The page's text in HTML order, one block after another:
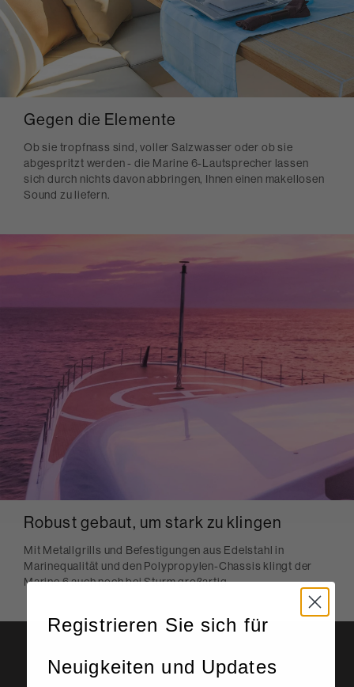
Gegen die Elemente
Ob sie tropfnass sind, voller Salzwasser oder ob sie
abgespritzt werden - die Marine 6-Lautsprecher lassen
sich durch nichts davon abbringen, Ihnen einen makellosen
Sound zu liefern.
Robust gebaut, um stark zu klingen
Mit Metallgrills und Befestigungen aus Edelstahl in
Marinequalität und den Polypropylen-Chassis klingt der
Marine 6 auch noch bei Sturm großartig.
Registrieren Sie sich für
Neuigkeiten und Updates